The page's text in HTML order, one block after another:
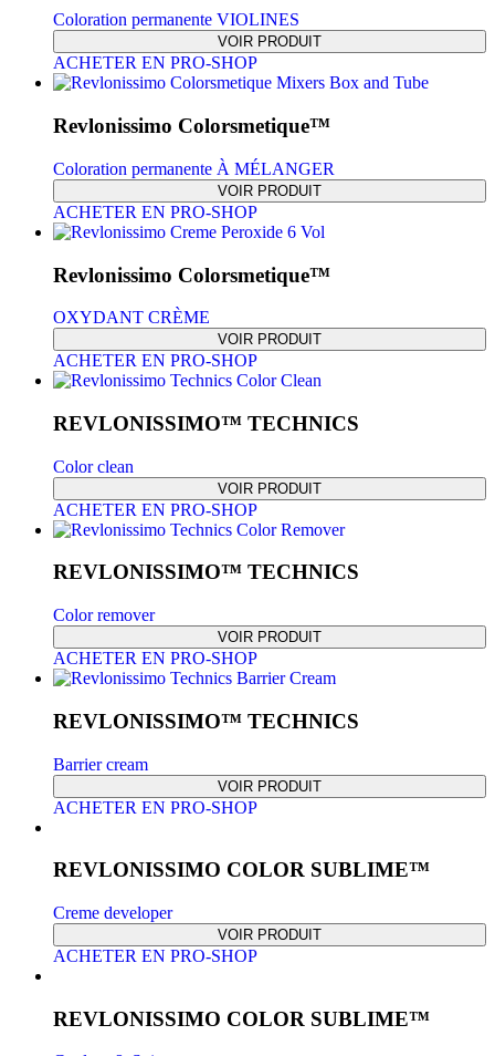
Coloration permanente VIOLINES
VOIR PRODUIT
ACHETER EN PRO-SHOP
Revlonissimo Colorsmetique™
Coloration permanente À MÉLANGER
VOIR PRODUIT
ACHETER EN PRO-SHOP
Revlonissimo Colorsmetique™
OXYDANT CRÈME
VOIR PRODUIT
ACHETER EN PRO-SHOP
REVLONISSIMO™ TECHNICS
Color clean
VOIR PRODUIT
ACHETER EN PRO-SHOP
REVLONISSIMO™ TECHNICS
Color remover
VOIR PRODUIT
ACHETER EN PRO-SHOP
REVLONISSIMO™ TECHNICS
Barrier cream
VOIR PRODUIT
ACHETER EN PRO-SHOP
REVLONISSIMO COLOR SUBLIME™
Creme developer
VOIR PRODUIT
ACHETER EN PRO-SHOP
REVLONISSIMO COLOR SUBLIME™